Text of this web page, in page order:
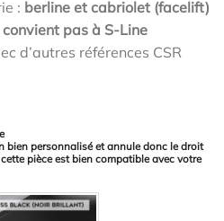
: berline et cabriolet (facelift)
convient pas à S-Line
d’autres références CSR
bien personnalisé et annule donc le droit
pièce est bien compatible avec votre